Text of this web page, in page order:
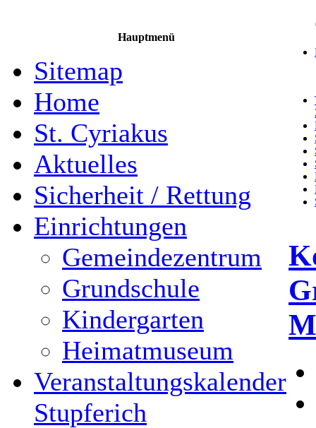
Hauptmenü
Sitemap
Home
St. Cyriakus
Aktuelles
Sicherheit / Rettung
Einrichtungen
Gemeindezentrum
Grundschule
Kindergarten
Heimatmuseum
Veranstaltungskalender
Stupferich